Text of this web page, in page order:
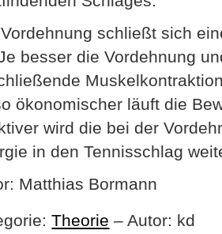
schließt sich
besser die Vordehnung
ökonomischer läuft die
wird die bei der
in den Tennisschlag
Matthias Bormann
Theorie – Autor: kd